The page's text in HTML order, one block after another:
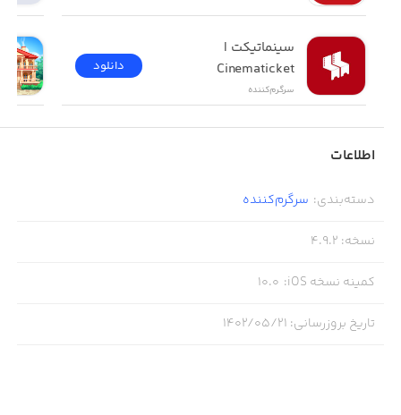
Cinematicket
سرگرم‌کننده
دانلود
اطلاعات
دسته‌بندی: سرگرم‌کننده
نسخه:
4.9.2
کمینه نسخه iOS :
10.0
تاریخ بروزرسانی: ۱۴۰۲/۰۵/۲۱